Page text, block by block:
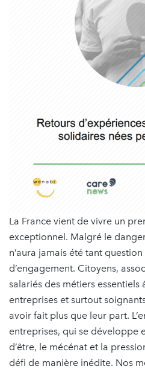
La France vient de vivre un
exceptionnel. Malgré le
n’aura jamais été tant
d’engagement. Citoyens,
salariés des métiers essentiels
entreprises et surtout
avoir fait plus que leur part.
entreprises, qui se développe
d’être, le mécénat et la
défi de manière inédite. Nos